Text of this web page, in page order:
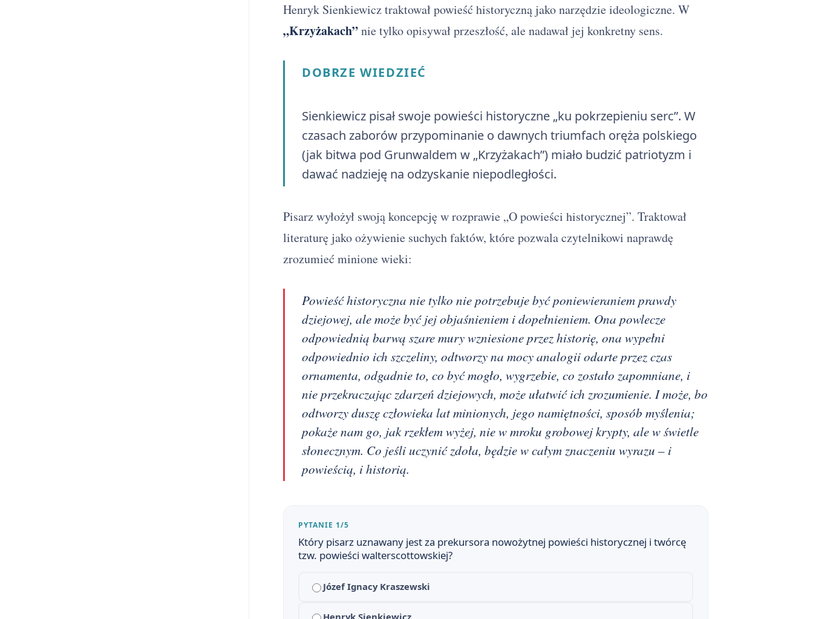
Henryk Sienkiewicz traktował powieść historyczną jako narzędzie ideologiczne. W
„Krzyżakach”nie tylko opisywał przeszłość, ale nadawał jej konkretny sens.
DOBRZE WIEDZIEĆ
Sienkiewicz pisał swoje powieści historyczne „ku pokrzepieniu serc”. W
czasach zaborów przypominanie o dawnych triumfach oręża polskiego
(jak bitwa pod Grunwaldem w „Krzyżakach”) miało budzić patriotyzm i
dawać nadzieję na odzyskanie niepodległości.
Pisarz wyłożył swoją koncepcję w rozprawie „O powieści historycznej”. Traktował
literaturę jako ożywienie suchych faktów, które pozwala czytelnikowi naprawdę
zrozumieć minione wieki:
Powieść historyczna nie tylko nie potrzebuje być poniewieraniem prawdy
dziejowej, ale może być jej objaśnieniem i dopełnieniem. Ona powlecze
odpowiednią barwą szare mury wzniesione przez historię, ona wypełni
odpowiednio ich szczeliny, odtworzy na mocy analogii odarte przez czas
ornamenta, odgadnie to, co być mogło, wygrzebie, co zostało zapomniane, i
nie przekraczając zdarzeń dziejowych, może ułatwić ich zrozumienie. I może, bo
odtworzy duszę człowieka lat minionych, jego namiętności, sposób myślenia;
pokaże nam go, jak rzekłem wyżej, nie w mroku grobowej krypty, ale w świetle
słonecznym. Co jeśli uczynić zdoła, będzie w całym znaczeniu wyrazu – i
powieścią, i historią.
PYTANIE 1/5
Który pisarz uznawany jest za prekursora nowożytnej powieści historycznej i twórcę
tzw. powieści walterscottowskiej?
Józef Ignacy Kraszewski
Henryk Sienkiewicz
Potop - streszczenie krótkie i szczegółowe
2 Plan wydarzeń - Potop
3 Potop - bohaterowie
6 Henryk Sienkiewicz - biografia i twórczość
Kontekst literacki i filozoficzny – „Potop” na tle epoki pozytywizmu
Motyw przemiany wewnętrznej w „Potopie”